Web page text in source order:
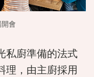
會
私廚準備的法式
理，由主廚採用